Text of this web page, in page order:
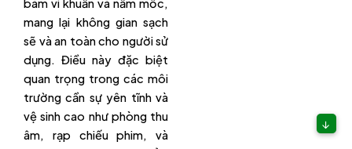
bám vi khuẩn và nấm mốc,
mang lại không gian sạch
sẽ và an toàn cho người sử
dụng. Điều này đặc biệt
quan trọng trong các môi
trường cần sự yên tĩnh và
vệ sinh cao như phòng thu
âm, rạp chiếu phim, và
↓